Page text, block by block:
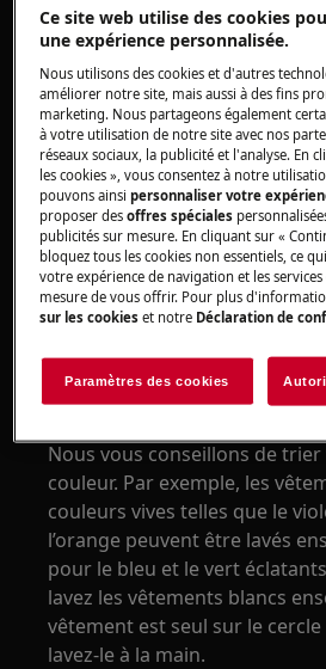
plus vives plus longtemps si
vêtements avec soin et
1. Pouvez-vous laver les
ensemble?
Nous vous conseillons de
couleur. Par exemple, les
couleurs vives telles que le
l’orange peuvent être lavés
pour le bleu et le vert
lavez les vêtements blancs
vêtement est seul sur le
lavez-le à la main.
Ce site web utilise des cookies
une expérience personnalisée.
Nous utilisons des cookies et d'autres
améliorer notre site, mais aussi à des fins
marketing. Nous partageons également
à votre utilisation de notre site avec nos
réseaux sociaux, la publicité et l'analyse. En
les cookies », vous consentez à notre
pouvons ainsipersonnaliser votre
proposer desoffres spéciales
publicités sur mesure. En cliquant sur «
bloquez tous les cookies non essentiels, ce
votre expérience de navigation et les
mesure de vous offrir. Pour plus
sur les cookies et notre Déclaration de
Paramètres des cookies